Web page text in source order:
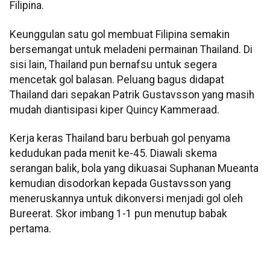
Filipina.
Keunggulan satu gol membuat Filipina semakin
bersemangat untuk meladeni permainan Thailand. Di
sisi lain, Thailand pun bernafsu untuk segera
mencetak gol balasan. Peluang bagus didapat
Thailand dari sepakan Patrik Gustavsson yang masih
mudah diantisipasi kiper Quincy Kammeraad.
Kerja keras Thailand baru berbuah gol penyama
kedudukan pada menit ke-45. Diawali skema
serangan balik, bola yang dikuasai Suphanan Mueanta
kemudian disodorkan kepada Gustavsson yang
meneruskannya untuk dikonversi menjadi gol oleh
Bureerat. Skor imbang 1-1 pun menutup babak
pertama.